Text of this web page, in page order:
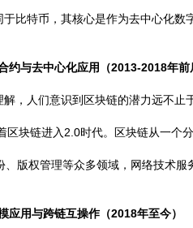
比特币，其核心是作为去中心化
约与去中心化应用（2013-2018年前
，人们意识到区块链的潜力远不
区块链进入2.0时代。区块链从一个
版权管理等众多领域，网络技术服
应用与跨链互操作（2018年至今）